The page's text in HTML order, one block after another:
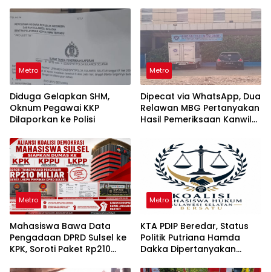
Metro
Diduga Gelapkan SHM,
Oknum Pegawai KKP
Dilaporkan ke Polisi
Metro
Dipecat via WhatsApp, Dua
Relawan MBG Pertanyakan
Hasil Pemeriksaan Kanwil
Metro
Mahasiswa Bawa Data
Pengadaan DPRD Sulsel ke
KPK, Soroti Paket Rp210
Metro
KTA PDIP Beredar, Status
Politik Putriana Hamda
Dakka Dipertanyakan